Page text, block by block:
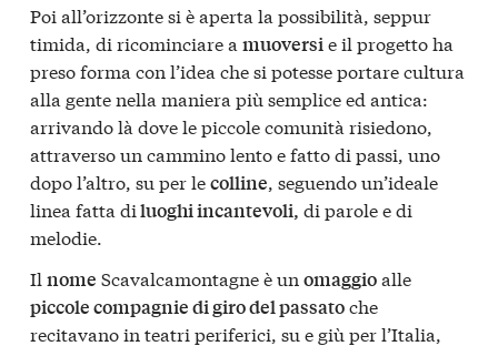
Poi all’orizzonte si è aperta la possibilità, seppur
timida, di ricominciare a muoversie il progetto ha
preso forma con l’idea che si potesse portare cultura
alla gente nella maniera più semplice ed antica:
arrivando là dove le piccole comunità risiedono,
attraverso un cammino lento e fatto di passi, uno
dopo l’altro, su per lecolline, seguendo un’ideale
linea fatta diluoghi incantevoli, di parole e di
melodie.
Il nome Scavalcamontagne è un omaggioalle
piccole compagnie di giro del passatoche
recitavano in teatri periferici, su e giù per l’Italia,